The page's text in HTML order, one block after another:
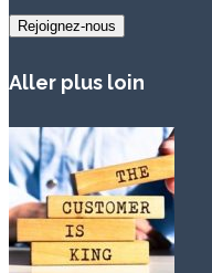
Aller plus loin